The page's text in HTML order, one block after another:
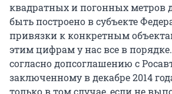
квадратных и погонных метров
быть построено в субъекте
привязки к конкретным
этим цифрам у нас все в
согласно допсоглашению с
заключенному в декабре 2014
только в том случае, если не